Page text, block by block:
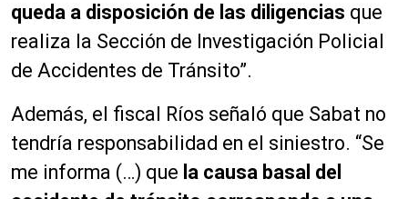
queda a disposición de las diligencias que
realiza la Sección de Investigación Policial
de Accidentes de Tránsito”.
Además, el fiscal Ríos señaló que Sabat no
tendría responsabilidad en el siniestro. “Se
me informa (…) que la causa basal del